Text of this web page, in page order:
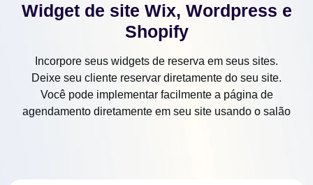
Widget de site Wix, Wordpress e
Shopify
Incorpore seus widgets de reserva em seus sites.
Deixe seu cliente reservar diretamente do seu site.
Você pode implementar facilmente a página de
agendamento diretamente em seu site usando o salão